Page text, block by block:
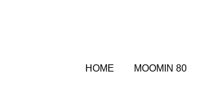
HOME MOOMIN 80